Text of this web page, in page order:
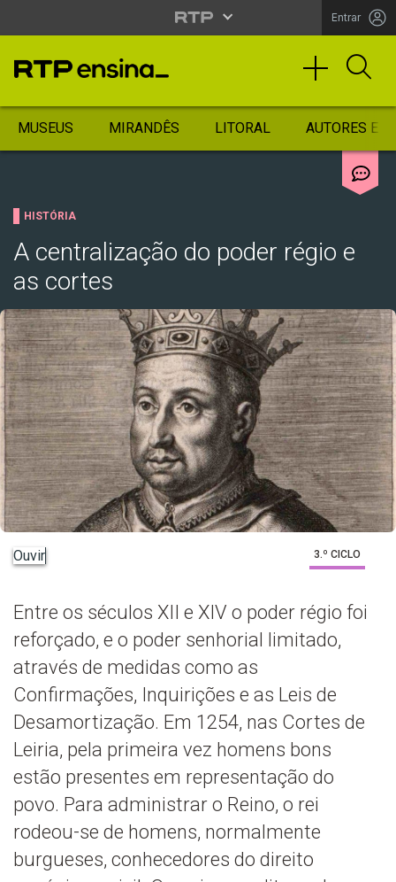
Entrar
MUSEUS MIRANDÊS LITORAL AUTORES
HISTÓRIA
A centralização do poder régio e
as cortes
Ouvir 3.º CICLO
Entre os séculos XII e XIV o poder régio foi
reforçado, e o poder senhorial limitado,
através de medidas como as
Confirmações, Inquirições e as Leis de
Desamortização. Em 1254, nas Cortes de
Leiria, pela primeira vez homens bons
estão presentes em representação do
povo. Para administrar o Reino, o rei
rodeou-se de homens, normalmente
burgueses, conhecedores do direito